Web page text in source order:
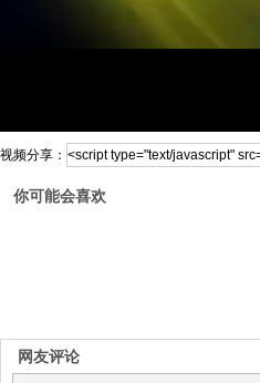
视频分享：
你可能会喜欢
网友评论